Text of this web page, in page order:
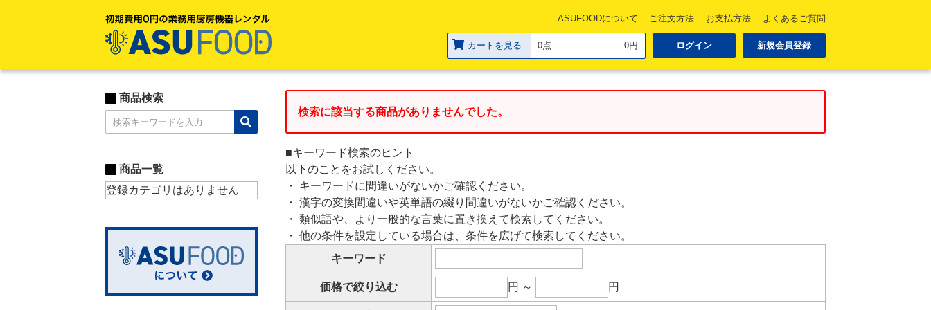
ASUFOODについて ご注文方法 お支払方法 よくあるご質問
カートを見る 0点 0円 ログイン 新規会員登録
商品検索
商品一覧
登録カテゴリはありません
検索に該当する商品がありませんでした。
■キーワード検索のヒント
以下のことをお試しください。
・ キーワードに間違いがないかご確認ください。
・ 漢字の変換間違いや英単語の綴り間違いがないかご確認ください。
・ 類似語や、より一般的な言葉に置き換えて検索してください。
・ 他の条件を設定している場合は、条件を広げて検索してください。
キーワード
価格で絞り込む 円 ～ 円